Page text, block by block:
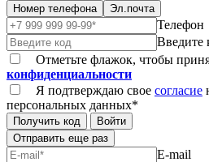
Номер телефона Эл.почта
Телефон
Введите
Отметьте флажок, чтобы
конфиденциальности
Я подтверждаю свое согласие
персональных данных*
Получить код
Войти
Отправить еще раз
E-mail